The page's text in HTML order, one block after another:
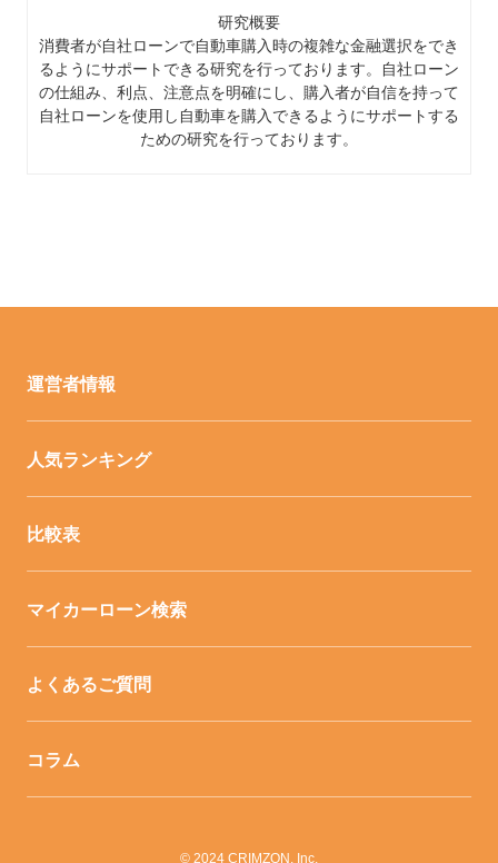
研究概要
消費者が自社ローンで自動車購入時の複雑な金融選択をでき
るようにサポートできる研究を行っております。自社ローン
の仕組み、利点、注意点を明確にし、購入者が自信を持って
自社ローンを使用し自動車を購入できるようにサポートする
ための研究を行っております。
運営者情報
人気ランキング
比較表
マイカーローン検索
よくあるご質問
コラム
© 2024 CRIMZON, Inc.